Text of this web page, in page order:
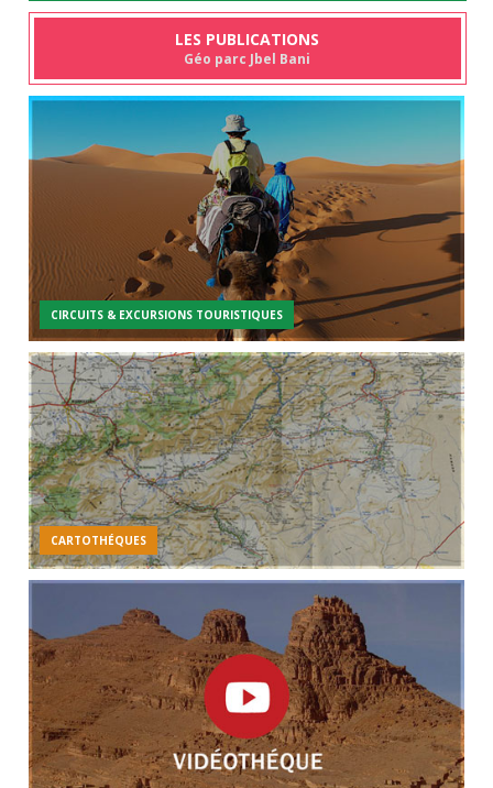
LES PUBLICATIONS
Géo parc Jbel Bani
CIRCUITS & EXCURSIONS TOURISTIQUES
CARTOTHÉQUES